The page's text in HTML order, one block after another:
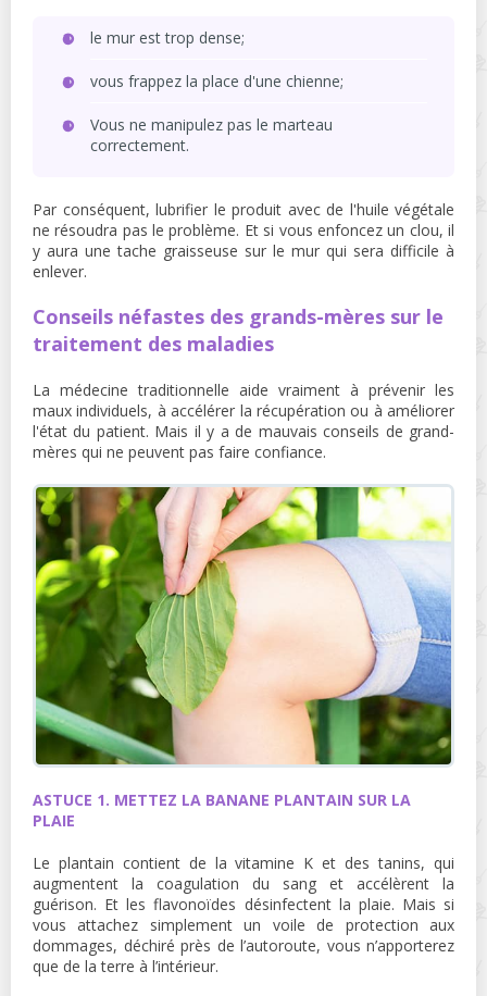
le mur est trop dense;
vous frappez la place d'une chienne;
Vous ne manipulez pas le marteau
correctement.
Par conséquent, lubrifier le produit avec de l'huile végétale
ne résoudra pas le problème. Et si vous enfoncez un clou, il
y aura une tache graisseuse sur le mur qui sera difficile à
enlever.
Conseils néfastes des grands-mères sur le
traitement des maladies
La médecine traditionnelle aide vraiment à prévenir les
maux individuels, à accélérer la récupération ou à améliorer
l'état du patient. Mais il y a de mauvais conseils de grand-
mères qui ne peuvent pas faire confiance.
ASTUCE 1. METTEZ LA BANANE PLANTAIN SUR LA
PLAIE
Le plantain contient de la vitamine K et des tanins, qui
augmentent la coagulation du sang et accélèrent la
guérison. Et les flavonoïdes désinfectent la plaie. Mais si
vous attachez simplement un voile de protection aux
dommages, déchiré près de l’autoroute, vous n’apporterez
que de la terre à l’intérieur.